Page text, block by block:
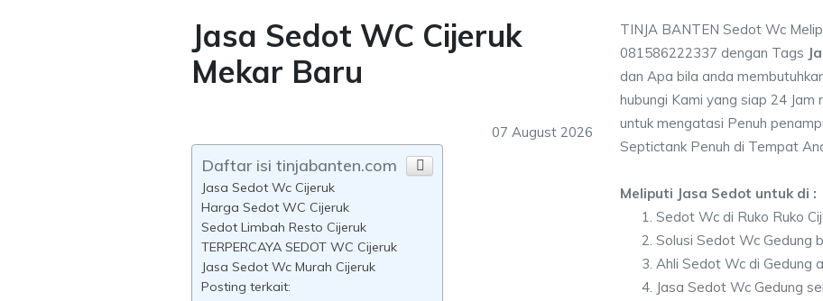
Jasa Sedot WC Cijeruk
Mekar Baru
07 August 2026
Daftar isi tinjabanten.com
Jasa Sedot Wc Cijeruk
Harga Sedot WC Cijeruk
Sedot Limbah Resto Cijeruk
TERPERCAYA SEDOT WC Cijeruk
Jasa Sedot Wc Murah Cijeruk
Posting terkait:
TINJA BANTEN Sedot Wc
081586222337 dengan Tags
dan Apa bila anda
hubungi Kami yang siap 24
untuk mengatasi Penuh
Septictank Penuh di Tempat
Meliputi Jasa Sedot untuk di :
Sedot Wc di Ruko Ruko
Solusi Sedot Wc Gedung
Ahli Sedot Wc di Gedung
Jasa Sedot Wc Gedung